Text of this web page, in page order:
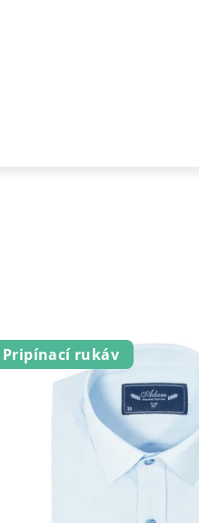
Pripínací rukáv